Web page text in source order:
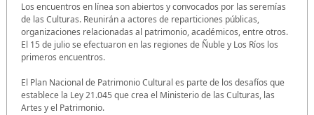
Los encuentros en línea son abiertos y convocados por las seremías
de las Culturas. Reunirán a actores de reparticiones públicas,
organizaciones relacionadas al patrimonio, académicos, entre otros.
El 15 de julio se efectuaron en las regiones de Ñuble y Los Ríos los
primeros encuentros.
El Plan Nacional de Patrimonio Cultural es parte de los desafíos que
establece la Ley 21.045 que crea el Ministerio de las Culturas, las
Artes y el Patrimonio.